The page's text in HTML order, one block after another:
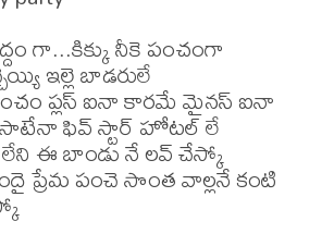
గా...కిక్కు నీకె పంచంగా
ఇల్లె బాడరులే
ప్లస్ ఐనా కారమే మైనస్ ఐనా
ఫివ్ స్టార్ హోటల్ లే
ఈ బాండు నే లవ్ చేస్కో
ప్రేమ పంచె సొంత వాల్లనే కంటి